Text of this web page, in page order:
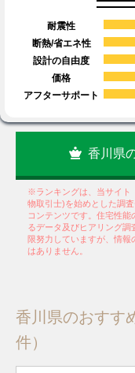
耐震性
断熱/省エネ性
設計の自由度
価格
アフターサポート
香川県
※ランキングは、当サイト
物取引士)を始めとした調
コンテンツです。住宅性
るデータ及びヒアリング
限努力していますが、情
はありません。
香川県のおすす
件）